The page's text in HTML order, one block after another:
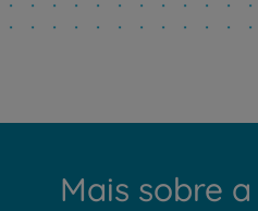
Mais sobre